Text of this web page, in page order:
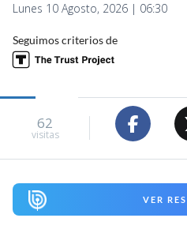
Lunes 10 Agosto, 2026 | 06:30
Seguimos criterios de
62
visitas
VER